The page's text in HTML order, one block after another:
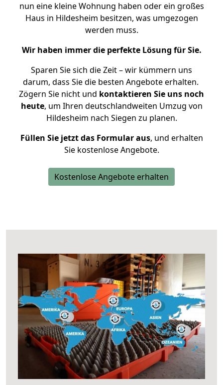
nun eine kleine Wohnung haben oder ein großes
Haus in Hildesheim besitzen, was umgezogen
werden muss.
Wir haben immer die perfekte Lösung für Sie.
Sparen Sie sich die Zeit – wir kümmern uns
darum, dass Sie die besten Angebote erhalten.
Zögern Sie nicht und kontaktieren Sie uns noch
heute, um Ihren deutschlandweiten Umzug von
Hildesheim nach Siegen zu planen.
Füllen Sie jetzt das Formular aus, und erhalten
Sie kostenlose Angebote.
Kostenlose Angebote erhalten